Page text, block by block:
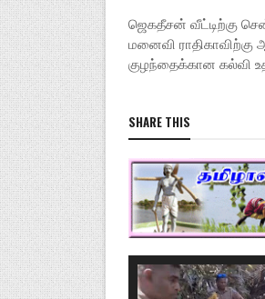
ஜெகதீசன் வீட்டிற்கு
மனைவி
குழந்தைக்கான கல்வி
SHARE THIS